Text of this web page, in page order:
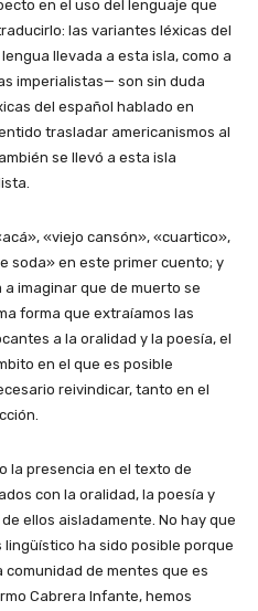
en el uso del lenguaje que
las variantes léxicas del
llevada a esta isla, como a
imperialistas— son sin duda
del español hablado en
trasladar americanismos al
se llevó a esta isla
«viejo cansón», «cuartico»,
soda» en este primer cuento; y
imaginar que de muerto se
forma que extraíamos las
a la oralidad y la poesía, el
en el que es posible
reivindicar, tanto en el
la presencia en el texto de
con la oralidad, la poesía y
ellos aisladamente. No hay que
ha sido posible porque
comunidad de mentes que es
Cabrera Infante, hemos